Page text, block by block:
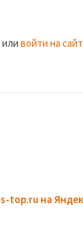
или войти на сайт